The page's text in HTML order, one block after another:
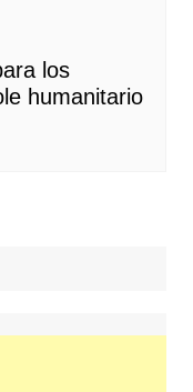
los
humanitario